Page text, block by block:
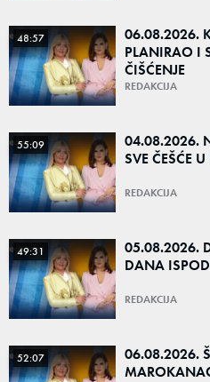
48:57
06.08.2026.
PLANIRAO I
ČIŠĆENJE
REDAKCIJA
55:09
04.08.2026.
SVE ČEŠĆE
REDAKCIJA
49:31
05.08.2026.
DANA
REDAKCIJA
52:07
06.08.2026.